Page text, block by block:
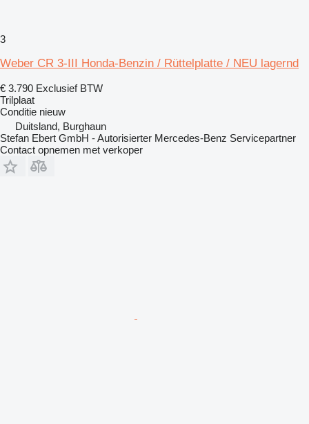
3
Weber CR 3-III Honda-Benzin / Rüttelplatte / NEU lagernd
€ 3.790 Exclusief BTW
Trilplaat
Conditie nieuw
Duitsland, Burghaun
Stefan Ebert GmbH - Autorisierter Mercedes-Benz Servicepartner
Contact opnemen met verkoper